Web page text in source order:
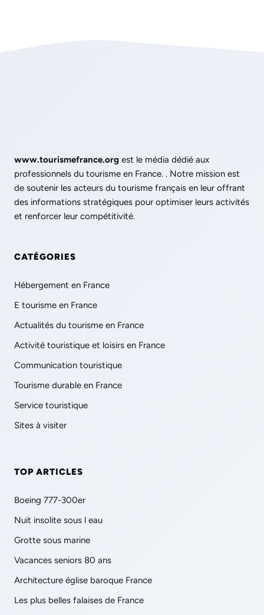
www.tourismefrance.org est le média dédié aux
professionnels du tourisme en France. . Notre mission est
de soutenir les acteurs du tourisme français en leur offrant
des informations stratégiques pour optimiser leurs activités
et renforcer leur compétitivité.
CATÉGORIES
Hébergement en France
E tourisme en France
Actualités du tourisme en France
Activité touristique et loisirs en France
Communication touristique
Tourisme durable en France
Service touristique
Sites à visiter
TOP ARTICLES
Boeing 777-300er
Nuit insolite sous l eau
Grotte sous marine
Vacances seniors 80 ans
Architecture église baroque France
Les plus belles falaises de France